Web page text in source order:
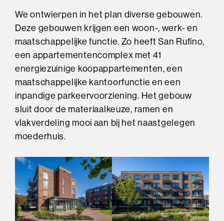
We ontwierpen in het plan diverse gebouwen.
Deze gebouwen krijgen een woon-, werk- en
maatschappelijke functie. Zo heeft San Rufino,
een appartementencomplex met 41
energiezuinige koopappartementen, een
maatschappelijke kantoorfunctie en een
inpandige parkeervoorziening. Het gebouw
sluit door de materiaalkeuze, ramen en
vlakverdeling mooi aan bij het naastgelegen
moederhuis.